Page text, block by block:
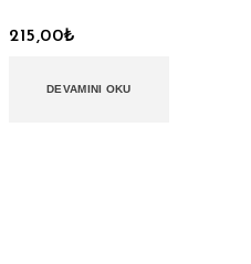
215,00₺
DEVAMINI OKU